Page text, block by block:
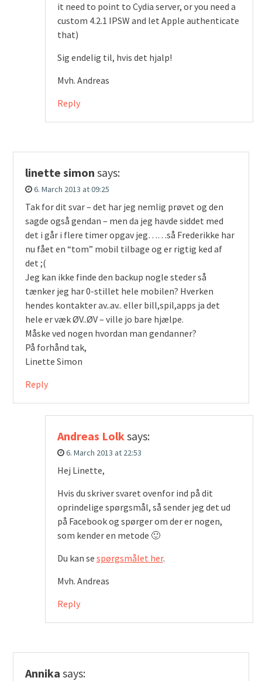
it need to point to Cydia server, or you need a
custom 4.2.1 IPSW and let Apple authenticate
that)
Sig endelig til, hvis det hjalp!
Mvh. Andreas
Reply
linette simon says:
6. March 2013 at 09:25
Tak for dit svar – det har jeg nemlig prøvet og den
sagde også gendan – men da jeg havde siddet med
det i går i flere timer opgav jeg……så Frederikke har
nu fået en “tom” mobil tilbage og er rigtig ked af
det ;(
Jeg kan ikke finde den backup nogle steder så
tænker jeg har 0-stillet hele mobilen? Hverken
hendes kontakter av..av.. eller bill,spil,apps ja det
hele er væk ØV..ØV – ville jo bare hjælpe.
Måske ved nogen hvordan man gendanner?
På forhånd tak,
Linette Simon
Reply
Andreas Lolksays:
6. March 2013 at 22:53
Hej Linette,
Hvis du skriver svaret ovenfor ind på dit
oprindelige spørgsmål, så sender jeg det ud
på Facebook og spørger om der er nogen,
som kender en metode 🙂
Du kan se spørgsmålet her.
Mvh. Andreas
Reply
Annika says: